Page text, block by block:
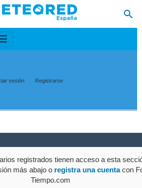
sesión Registrarse
registrados tienen acceso a esta
más abajo o registra una cuentacon
Tiempo.com